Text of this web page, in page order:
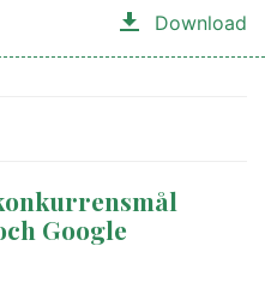
Download
Google